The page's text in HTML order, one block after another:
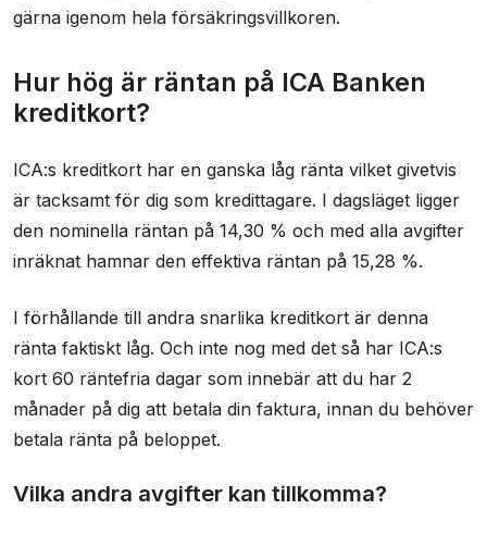
gärna igenom hela försäkringsvillkoren.
Hur hög är räntan på ICA Banken
kreditkort?
ICA:s kreditkort har en ganska låg ränta vilket givetvis
är tacksamt för dig som kredittagare. I dagsläget ligger
den nominella räntan på 14,30 % och med alla avgifter
inräknat hamnar den effektiva räntan på 15,28 %.
I förhållande till andra snarlika kreditkort är denna
ränta faktiskt låg. Och inte nog med det så har ICA:s
kort 60 räntefria dagar som innebär att du har 2
månader på dig att betala din faktura, innan du behöver
betala ränta på beloppet.
Vilka andra avgifter kan tillkomma?